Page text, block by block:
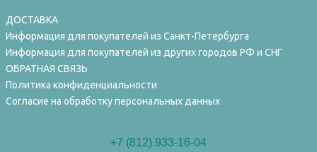
ДОСТАВКА
Информация для покупателей из Санкт-Петербурга
Информация для покупателей из других городов РФ и СНГ
ОБРАТНАЯ СВЯЗЬ
Политика конфиденциальности
Согласие на обработку персональных данных
+7 (812) 933-16-04